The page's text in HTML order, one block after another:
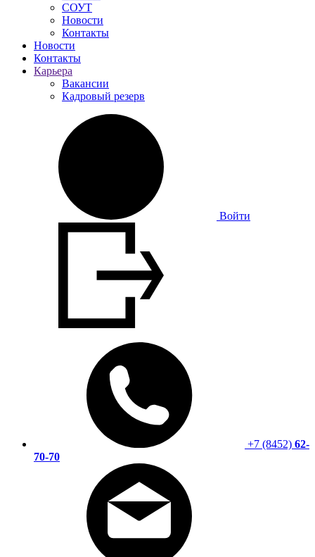
СОУТ
Новости
Контакты
Новости
Контакты
Карьера
Вакансии
Кадровый резерв
Войти
+7 (8452) 62-
70-70